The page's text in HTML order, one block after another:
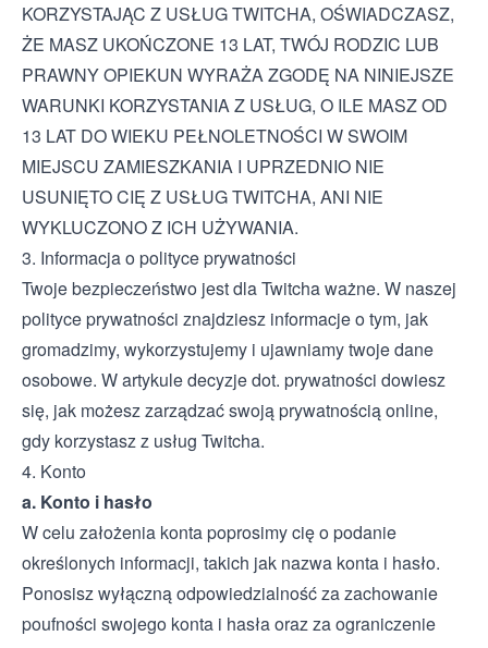
KORZYSTAJĄC Z USŁUG TWITCHA, OŚWIADCZASZ,
ŻE MASZ UKOŃCZONE 13 LAT, TWÓJ RODZIC LUB
PRAWNY OPIEKUN WYRAŻA ZGODĘ NA NINIEJSZE
WARUNKI KORZYSTANIA Z USŁUG, O ILE MASZ OD
13 LAT DO WIEKU PEŁNOLETNOŚCI W SWOIM
MIEJSCU ZAMIESZKANIA I UPRZEDNIO NIE
USUNIĘTO CIĘ Z USŁUG TWITCHA, ANI NIE
WYKLUCZONO Z ICH UŻYWANIA.
3. Informacja o polityce prywatności
Twoje bezpieczeństwo jest dla Twitcha ważne. W naszej
polityce prywatności znajdziesz informacje o tym, jak
gromadzimy, wykorzystujemy i ujawniamy twoje dane
osobowe. W artykuledecyzje dot. prywatności dowiesz
się, jak możesz zarządzać swoją prywatnością online,
gdy korzystasz z usług Twitcha.
4. Konto
a. Konto i hasło
W celu założenia konta poprosimy cię o podanie
określonych informacji, takich jak nazwa konta i hasło.
Ponosisz wyłączną odpowiedzialność za zachowanie
poufności swojego konta i hasła oraz za ograniczenie